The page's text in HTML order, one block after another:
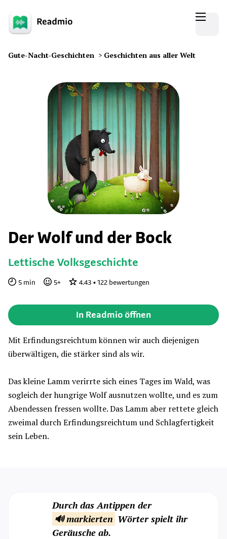
Gute-Nacht-Geschichten > Geschichten aus aller Welt
Der Wolf und der Bock
Lettische Volksgeschichte
5 min 5+ 4.43 • 122 bewertungen
In Readmio öffnen
Mit Erfindungsreichtum können wir auch diejenigen
überwältigen, die stärker sind als wir.
Das kleine Lamm verirrte sich eines Tages im Wald, was
sogleich der hungrige Wolf ausnutzen wollte, und es zum
Abendessen fressen wollte. Das Lamm aber rettete gleich
zweimal durch Erfindungsreichtum und Schlagfertigkeit
sein Leben.
Durch das Antippen der
🔊 markierten Wörter spielt ihr
Geräusche ab.